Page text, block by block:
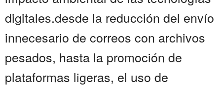
digitales.desde la reducción del envío
innecesario de correos con archivos
pesados, hasta la promoción de
plataformas ligeras, el uso de